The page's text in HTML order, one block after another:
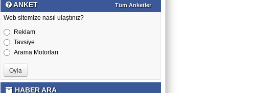
ANKET Tüm Anketler
Web sitemize nasıl ulaştınız?
Reklam
Tavsiye
Arama Motorları
HABER ARA